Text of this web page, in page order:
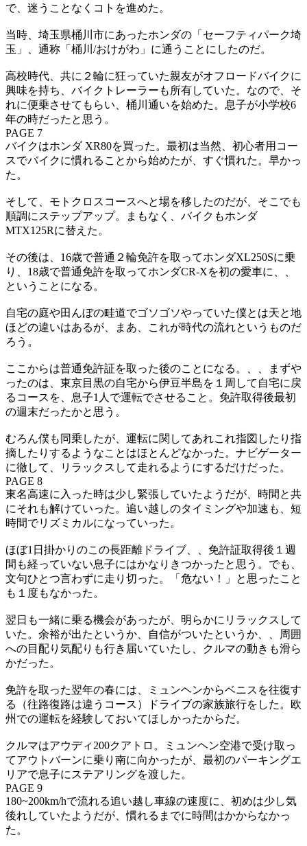
で、迷うことなくコトを進めた。
当時、埼玉県桶川市にあったホンダの「セーフティパーク埼
玉」、通称「桶川/おけがわ」に通うことにしたのだ。
高校時代、共に２輪に狂っていた親友がオフロードバイクに
興味を持ち、バイクトレーラーも所有していた。なので、そ
れに便乗させてもらい、桶川通いを始めた。息子が小学校6
年の時だったと思う。
PAGE 7
バイクはホンダ XR80を買った。最初は当然、初心者用コー
スでバイクに慣れることから始めたが、すぐ慣れた。早かっ
た。
そして、モトクロスコースへと場を移したのだが、そこでも
順調にステップアップ。まもなく、バイクもホンダ
MTX125Rに替えた。
その後は、16歳で普通２輪免許を取ってホンダXL250Sに乗
り、18歳で普通免許を取ってホンダCR-Xを初の愛車に、、
ということになる。
自宅の庭や田んぼの畦道でゴソゴソやっていた僕とは天と地
ほどの違いはあるが、まあ、これが時代の流れというものだ
ろう。
ここからは普通免許証を取った後のことになる。、、まずや
ったのは、東京目黒の自宅から伊豆半島を１周して自宅に戻
るコースを、息子1人で運転でさせること。免許取得後最初
の週末だったかと思う。
むろん僕も同乗したが、運転に関してあれこれ指図したり指
摘したりするようなことはほとんどなかった。ナビゲーター
に徹して、リラックスして走れるようにするだけだった。
PAGE 8
東名高速に入った時は少し緊張していたようだが、時間と共
にそれも解けていった。追い越しのタイミングや加速も、短
時間でリズミカルになっていった。
ほぼ1日掛かりのこの長距離ドライブ、、免許証取得後１週
間も経っていない息子にはかなりきつかったと思う。でも、
文句ひとつ言わずに走り切った。「危ない！」と思ったこと
も１度もなかった。
翌日も一緒に乗る機会があったが、明らかにリラックスして
いた。余裕が出たというか、自信がついたというか、、周囲
への目配り気配りも行き届いていたし、クルマの動きも滑ら
かだった。
免許を取った翌年の春には、ミュンヘンからベニスを往復す
る（往路復路は違うコース）ドライブの家族旅行をした。欧
州での運転を経験しておいてほしかったからだ。
クルマはアウディ200クアトロ。ミュンヘン空港で受け取っ
てアウトバーンに乗り南に向かったが、最初のパーキングエ
リアで息子にステアリングを渡した。
PAGE 9
180~200km/hで流れる追い越し車線の速度に、初めは少し気
後れしていたようだが、慣れるまでに時間はかからなかっ
た。